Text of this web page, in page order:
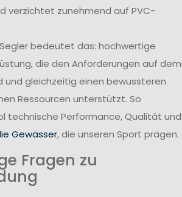
verzichtet zunehmend auf PVC-
bedeutet das: hochwertige
die den Anforderungen auf dem
und gleichzeitig einen bewussteren
Ressourcen unterstützt. So
technische Performance, Qualität und
Gewässer, die unseren Sport prägen.
Fragen zu